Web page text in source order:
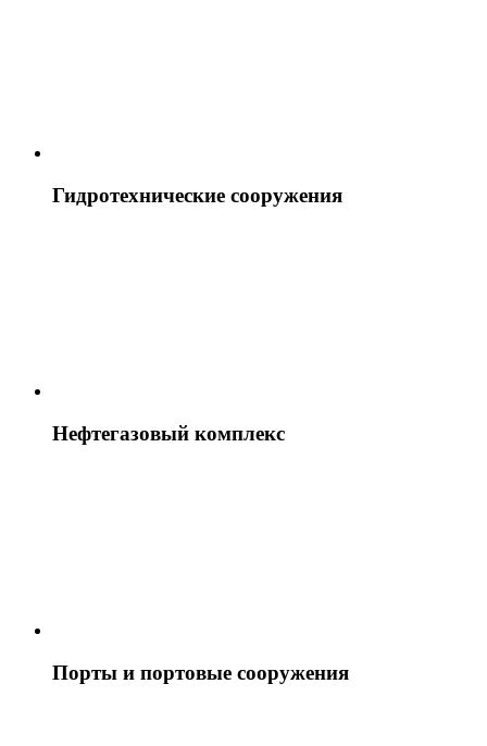
Гидротехнические сооружения
Нефтегазовый комплекс
Порты и портовые сооружения